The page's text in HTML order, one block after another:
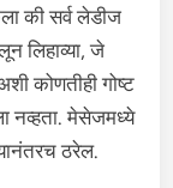
की सर्व लेडीज
लिहाव्या, जे
कोणतीही गोष्ट
नव्हता. मेसेजमध्ये
ठरेल.